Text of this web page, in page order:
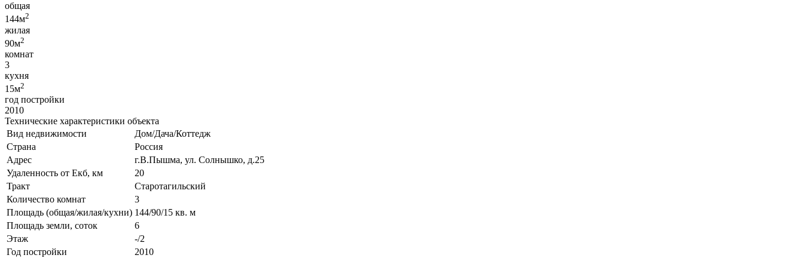
общая
144м2
жилая
90м2
комнат
3
кухня
15м2
год постройки
2010
Технические характеристики объекта
Вид недвижимости
Дом/Дача/Коттедж
Страна
Россия
Адрес
г.В.Пышма, ул. Солнышко, д.25
Удаленность от Екб, км
20
Тракт
Старотагильский
Количество комнат
3
Площадь (общая/жилая/кухни) 144/90/15 кв. м
Площадь земли, соток
6
Этаж
-/2
Год постройки
2010